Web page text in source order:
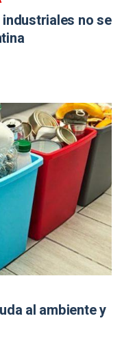
no se
al ambiente y